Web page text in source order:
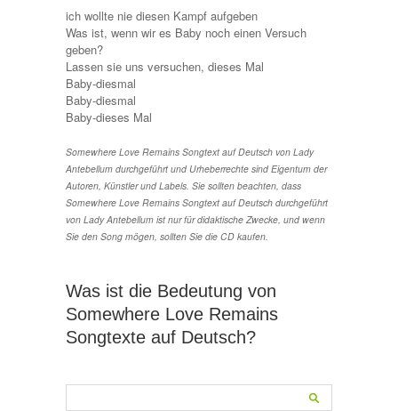
ich wollte nie diesen Kampf aufgeben
Was ist, wenn wir es Baby noch einen Versuch
geben?
Lassen sie uns versuchen, dieses Mal
Baby-diesmal
Baby-diesmal
Baby-dieses Mal
Somewhere Love Remains Songtext auf Deutsch von Lady
Antebellum durchgeführt und Urheberrechte sind Eigentum der
Autoren, Künstler und Labels. Sie sollten beachten, dass
Somewhere Love Remains Songtext auf Deutsch durchgeführt
von Lady Antebellum ist nur für didaktische Zwecke, und wenn
Sie den Song mögen, sollten Sie die CD kaufen.
Was ist die Bedeutung von
Somewhere Love Remains
Songtexte auf Deutsch?